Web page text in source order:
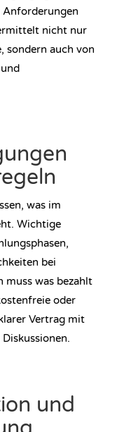
Anforderungen
nicht nur
sondern auch von
was im
Wichtige
bei
muss was bezahlt
oder
Vertrag mit
und